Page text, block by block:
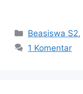
Kategori
Beasiswa S2,
1 Komentar